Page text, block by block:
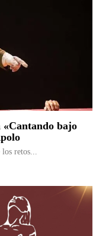
bajo
los retos...